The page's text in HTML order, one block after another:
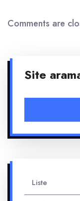
Comments are
Site
Liste